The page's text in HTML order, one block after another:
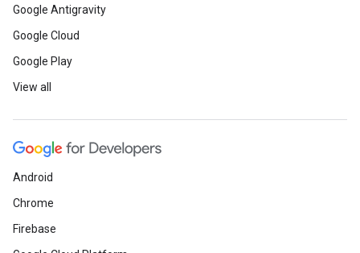
Google Antigravity
Google Cloud
Google Play
View all
Android
Chrome
Firebase